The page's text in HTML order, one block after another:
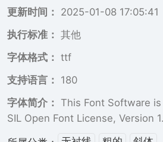
更新时间：
2025-01-08 17:05:41
执行标准： 其他
字体格式： ttf
支持语言：
180
字体简介： This Font Software
SIL Open Font License, Version